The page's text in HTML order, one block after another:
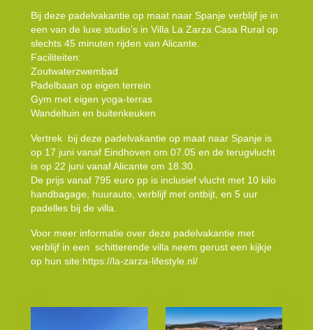
Bij deze padelvakantie op maat naar Spanje verblijf je in
een van de luxe studio’s in Villa La Zarza Casa Rural op
slechts 45 minuten rijden van Alicante.
Faciliteiten:
Zoutwaterzwembad
Padelbaan op eigen terrein
Gym met eigen yoga-terras
Wandeltuin en buitenkeuken
Vertrek bij deze padelvakantie op maat naar Spanje is
op 17 juni vanaf Eindhoven om 07.05 en de terugvlucht
is op 22 juni vanaf Alicante om 18.30.
De prijs vanaf 795 euro pp is inclusief vlucht met 10 kilo
handbagage, huurauto, verblijf met ontbijt, en 5 uur
padelles bij de villa.
Voor meer informatie over deze padelvakantie met
verblijf in een schitterende villa neem gerust een kijkje
op hun site:https://la-zarza-lifestyle.nl/